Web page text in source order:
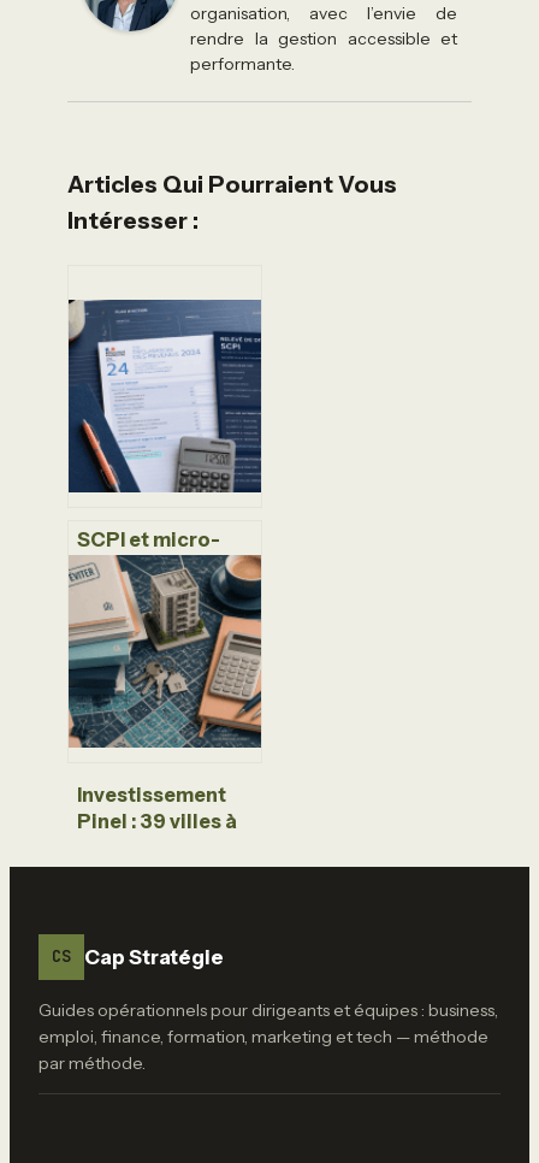
organisation, avec l’envie de
rendre la gestion accessible et
performante.
Articles Qui Pourraient Vous
Intéresser :
SCPI et micro-
foncier :
conditions
d’éligibilité, seuils
de revenus et
stratégie fiscale
Investissement
Pinel : 39 villes à
protéger votre
CS Cap Stratégie
Guides opérationnels pour dirigeants et équipes : business,
emploi, finance, formation, marketing et tech — méthode
par méthode.